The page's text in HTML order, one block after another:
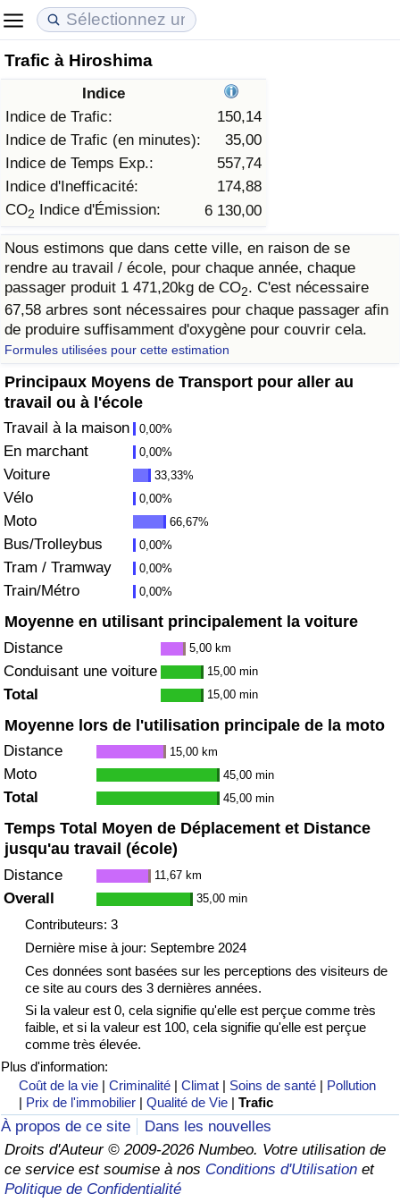
Trafic à Hiroshima
Indice
Indice de Trafic:
150,14
Indice de Trafic (en minutes):
35,00
Indice de Temps Exp.:
557,74
Indice d'Inefficacité:
174,88
CO2 Indice d'Émission: 6 130,00
Nous estimons que dans cette ville, en raison de se
rendre au travail / école, pour chaque année, chaque
passager produit 1 471,20kg de CO2. C'est nécessaire
67,58 arbres sont nécessaires pour chaque passager afin
de produire suffisamment d'oxygène pour couvrir cela.
Formules utilisées pour cette estimation
Principaux Moyens de Transport pour aller au
travail ou à l'école
Travail à la maison 0,00%
En marchant 0,00%
Voiture 33,33%
Vélo 0,00%
Moto 66,67%
Bus/Trolleybus 0,00%
Tram / Tramway 0,00%
Train/Métro 0,00%
Moyenne en utilisant principalement la voiture
Distance 5,00 km
Conduisant une voiture 15,00 min
Total 15,00 min
Moyenne lors de l'utilisation principale de la moto
Distance 15,00 km
Moto 45,00 min
Total 45,00 min
Temps Total Moyen de Déplacement et Distance
jusqu'au travail (école)
Distance 11,67 km
Overall 35,00 min
Contributeurs: 3
Dernière mise à jour: Septembre 2024
Ces données sont basées sur les perceptions des visiteurs de
ce site au cours des 3 dernières années.
Si la valeur est 0, cela signifie qu'elle est perçue comme très
faible, et si la valeur est 100, cela signifie qu'elle est perçue
comme très élevée.
Plus d'information:
Coût de la vie |Criminalité |Climat | Soins de santé | Pollution
| Prix de l'immobilier |Qualité de Vie |Trafic
À propos de ce site
Dans les nouvelles
Droits d'Auteur © 2009-2026 Numbeo. Votre utilisation de
ce service est soumise à nos Conditions d'Utilisation et
Politique de Confidentialité
Coût de la vie
Indice du Coût de la Vie (Actuel)
Indice du Coût de la Vie
Indice du coût de la vie par pays
à Akaba
Prix de l'immobilier
Indice des Prix de l'immobilier (Actuel)
Indice des Prix de l'immobilier
Indice des Prix de l'immobilier par Pays
Qualité de Vie
Indice de Qualité de Vie
Indice de Qualité de Vie (Actuel)
Indice de qualité de vie par pays
Criminalité
Indice de Criminalité (Actuel)
Indice de Criminalité
Indice de criminalité par pays
Soins de santé
Indice des soins de santé (Actuel)
Indice des soins de santé
Indice des soins de santé par Pays
Pollution
Indice de Pollution (Actuel)
Indice de Pollution par Pays
Trafic
Indice de Trafic
Indice de Trafic (Actuel)
Indice de Trafic par Pays